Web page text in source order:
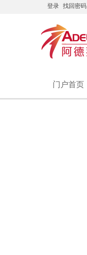
登录 找回密码
门户首页